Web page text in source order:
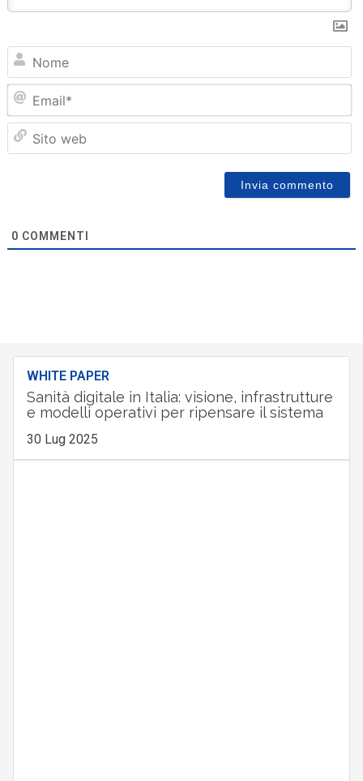
0 COMMENTI
WHITE PAPER
Sanità digitale in Italia: visione, infrastrutture
e modelli operativi per ripensare il sistema
30 Lug 2025